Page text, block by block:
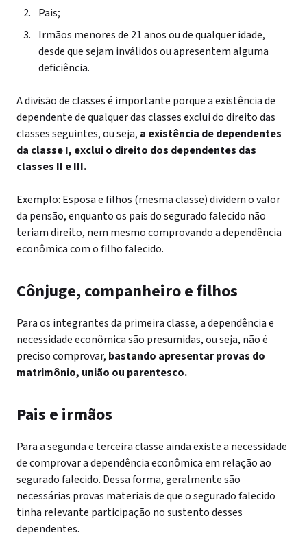
Pais;
Irmãos menores de 21 anos ou de qualquer idade,
desde que sejam inválidos ou apresentem alguma
deficiência.
A divisão de classes é importante porque a existência de
dependente de qualquer das classes exclui do direito das
classes seguintes, ou seja, a existência de dependentes
da classe I, exclui o direito dos dependentes das
classes II e III.
Exemplo: Esposa e filhos (mesma classe) dividem o valor
da pensão, enquanto os pais do segurado falecido não
teriam direito, nem mesmo comprovando a dependência
econômica com o filho falecido.
Cônjuge, companheiro e filhos
Para os integrantes da primeira classe, a dependência e
necessidade econômica são presumidas, ou seja, não é
preciso comprovar, bastando apresentar provas do
matrimônio, união ou parentesco.
Pais e irmãos
Para a segunda e terceira classe ainda existe a necessidade
de comprovar a dependência econômica em relação ao
segurado falecido. Dessa forma, geralmente são
necessárias provas materiais de que o segurado falecido
tinha relevante participação no sustento desses
dependentes.